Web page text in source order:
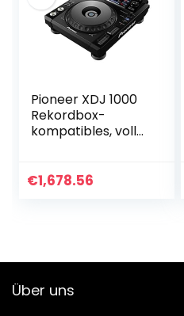
Pioneer XDJ 1000
Rekordbox-
kompatibles, voll
€1,678.56
Über uns